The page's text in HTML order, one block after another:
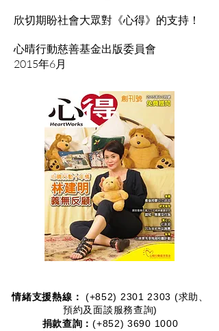
欣切期盼社會大眾對《心得》的支持！
心晴行動慈善基金出版委員會
2015年6月
情緒支援熱線：​​ (+852) 2301 2303 (求助、
預約及面談服務查詢)
捐款查詢：(+852)3690 1000